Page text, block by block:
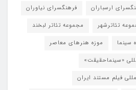
ارسباران
فرهنگسرای نیاوران
تئاترشهر
مجموعه تئاتر لبخند
سینما
موزه هنرهای معاصر
«سینماحقیقت»
فیلم مستند ایران